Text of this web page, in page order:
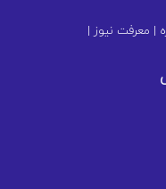
| معرفت نیوز |